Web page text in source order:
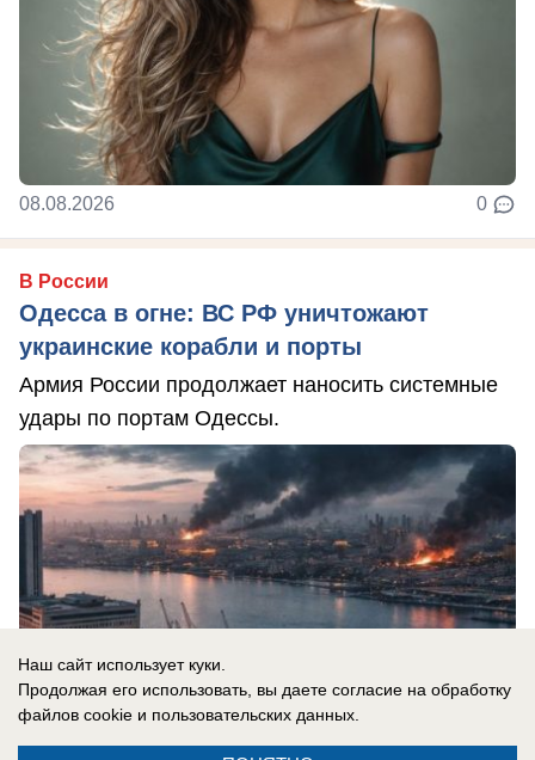
08.08.2026 0
В России
Одесса в огне: ВС РФ уничтожают
украинские корабли и порты
Армия России продолжает наносить системные
удары по портам Одессы.
Наш сайт использует куки.
Продолжая его использовать, вы даете согласие на обработку
файлов cookie и пользовательских данных.